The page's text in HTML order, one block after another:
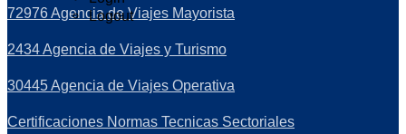
Logout
72976 Agencia de Viajes Mayorista
2434 Agencia de Viajes y Turismo
30445 Agencia de Viajes Operativa
Certificaciones Normas Tecnicas Sectoriales